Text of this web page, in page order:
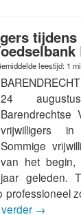
tijdens
leestijd: 1
24
Barendrechtse
vrijwilligers
Sommige
van het begin,
jaar geleden.
professioneel
→